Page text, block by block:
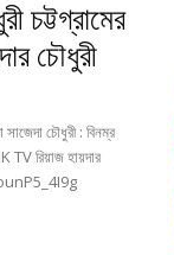
চট্টগ্রামের
চৌধুরী
চৌধুরী : বিনম্র
রিয়াজ হায়দার